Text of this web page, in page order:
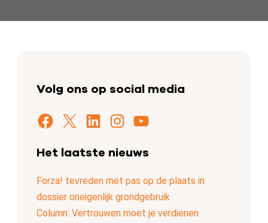
Volg ons op social media
Facebook X LinkedIn Instagram YouTube
Het laatste nieuws
Forza! tevreden met pas op de plaats in
dossier oneigenlijk grondgebruik
Column: Vertrouwen moet je verdienen